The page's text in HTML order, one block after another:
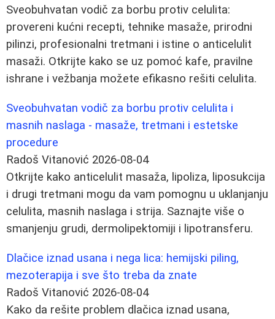
Sveobuhvatan vodič za borbu protiv celulita:
provereni kućni recepti, tehnike masaže, prirodni
pilinzi, profesionalni tretmani i istine o anticelulit
masaži. Otkrijte kako se uz pomoć kafe, pravilne
ishrane i vežbanja možete efikasno rešiti celulita.
Sveobuhvatan vodič za borbu protiv celulita i
masnih naslaga - masaže, tretmani i estetske
procedure
Radoš Vitanović 2026-08-04
Otkrijte kako anticelulit masaža, lipoliza, liposukcija
i drugi tretmani mogu da vam pomognu u uklanjanju
celulita, masnih naslaga i strija. Saznajte više o
smanjenju grudi, dermolipektomiji i lipotransferu.
Dlačice iznad usana i nega lica: hemijski piling,
mezoterapija i sve što treba da znate
Radoš Vitanović 2026-08-04
Kako da rešite problem dlačica iznad usana,